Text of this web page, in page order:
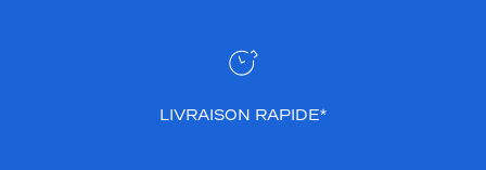
LIVRAISON RAPIDE*